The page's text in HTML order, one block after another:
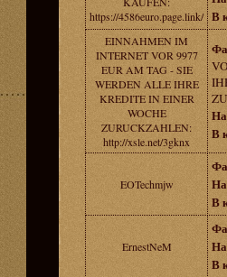
https://4586euro.page.link/ В
EINNAHMEN IM
INTERNET VOR 9977
EUR AM TAG - SIE
WERDEN ALLE IHRE
KREDITE IN EINER
WOCHE
ZURUCKZAHLEN:
http://xsle.net/3gknx
В
EOTechmjw
В
ErnestNeM
В